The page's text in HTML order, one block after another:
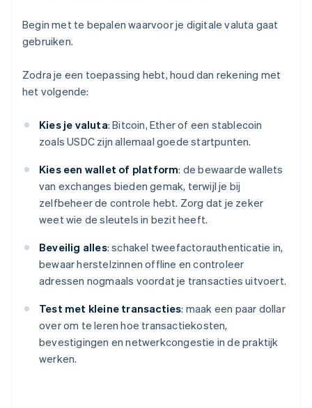
Begin met te bepalen waarvoor je digitale valuta gaat
gebruiken.
Zodra je een toepassing hebt, houd dan rekening met
het volgende:
Kies je valuta: Bitcoin, Ether of een stablecoin
zoals USDC zijn allemaal goede startpunten.
Kies een wallet of platform: de bewaarde wallets
van exchanges bieden gemak, terwijl je bij
zelfbeheer de controle hebt. Zorg dat je zeker
weet wie de sleutels in bezit heeft.
Beveilig alles: schakel tweefactorauthenticatie in,
bewaar herstelzinnen offline en controleer
adressen nogmaals voordat je transacties uitvoert.
Test met kleine transacties: maak een paar dollar
over om te leren hoe transactiekosten,
bevestigingen en netwerkcongestie in de praktijk
werken.